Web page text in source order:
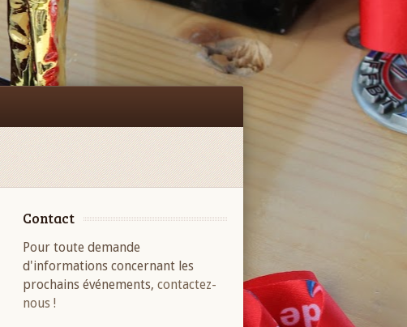
Facebook
Contact
Pour toute demande
d'informations concernant les
prochains événements, contactez-
nous !